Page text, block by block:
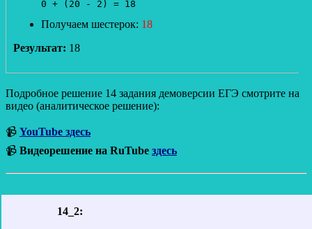
Получаем шестерок: 18
Результат: 18
Подробное решение 14 задания демоверсии ЕГЭ смотрите на
видео (аналитическое решение):
📹 YouTube здесь
📹 Видеорешение на RuTube здесь
14_2: